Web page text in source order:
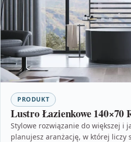
PRODUKT
Lustro Łazienkowe 140×70
Stylowe rozwiązanie do większej i
planujesz aranżację, w której liczy